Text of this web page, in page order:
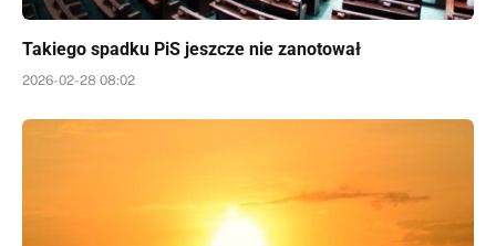
Takiego spadku PiS jeszcze nie zanotował
2026-02-28 08:02